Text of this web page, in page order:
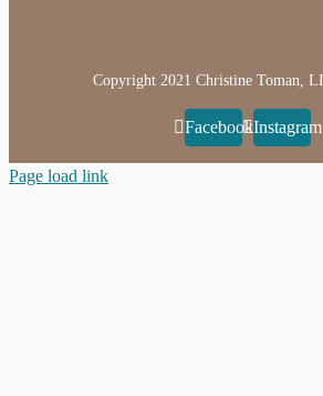
Copyright 2021 Christine Toman,
FacebookInstagram
Page load link